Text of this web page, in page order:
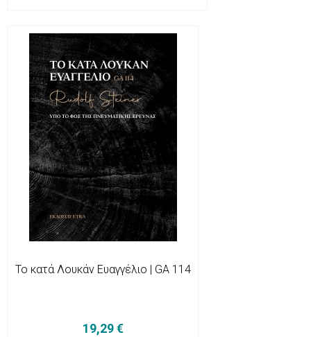
Το κατά Λουκάν Ευαγγέλιο | GA 114
19,29 €